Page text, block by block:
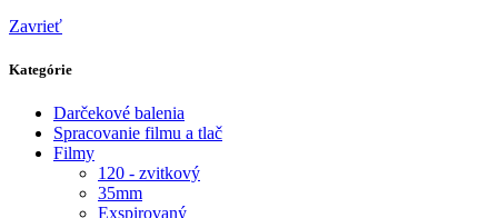
Zavrieť
Kategórie
Darčekové balenia
Spracovanie filmu a tlač
Filmy
120 - zvitkový
35mm
Exspirovaný